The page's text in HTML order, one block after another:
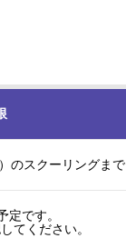
のスクーリングまで
です。
てください。